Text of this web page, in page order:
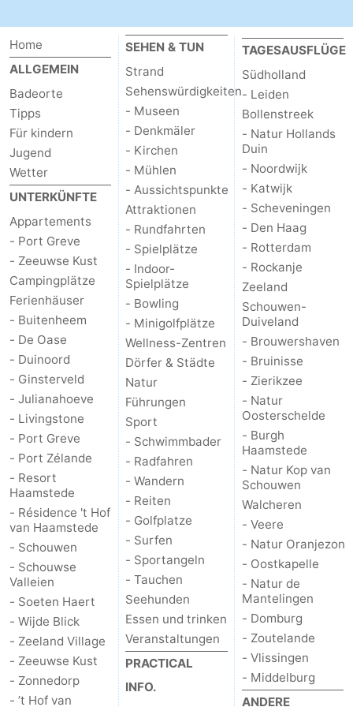
-
Natur
Hollands
Duin
-
Noordwijk
-
Katwijk
-
Scheveningen
-
Den
Haag
-
Rotterdam
-
Rockanje
Zeeland
Schouwen-
Duiveland
Brouwershaven
-
Bruinisse
-
Zierikzee
-
Natur
Oosterschelde
-
Burgh
Haamstede
-
Natur
Kop
Schouwen
Walcheren
Veere
Natur
Oranjezon
Oostkapelle
-
Home
ALLGEMEIN
Badeorte
Tipps
Für kindern
Jugend
Wetter
UNTERKÜNFTE
Appartements
- Port Greve
- Zeeuwse Kust
Campingplätze
Ferienhäuser
- Buitenheem
- De Oase
- Duinoord
- Ginsterveld
- Julianahoeve
- Livingstone
- Port Greve
- Port Zélande
- Resort
Haamstede
- Résidence 't Hof
van Haamstede
- Schouwen
- Schouwse
Valleien
- Soeten Haert
- Wijde Blick
- Zeeland Village
- Zeeuwse Kust
- Zonnedorp
- ’t Hof van
SEHEN & TUN
Strand
Sehenswürdigkeiten
- Museen
- Denkmäler
- Kirchen
- Mühlen
- Aussichtspunkte
Attraktionen
- Rundfahrten
- Spielplätze
- Indoor-
Spielplätze
- Bowling
- Minigolfplätze
Wellness-Zentren
Dörfer & Städte
Natur
Führungen
Sport
- Schwimmbader
- Radfahren
- Wandern
- Reiten
- Golfplatze
- Surfen
- Sportangeln
- Tauchen
Seehunden
Essen und trinken
Veranstaltungen
PRACTICAL
INFO.
TAGESAUSFLÜGE
Südholland
- Leiden
Bollenstreek
- Natur Hollands
Duin
- Noordwijk
- Katwijk
- Scheveningen
- Den Haag
- Rotterdam
- Rockanje
Zeeland
Schouwen-
Duiveland
- Brouwershaven
- Bruinisse
- Zierikzee
- Natur
Oosterschelde
- Burgh
Haamstede
- Natur Kop van
Schouwen
Walcheren
- Veere
- Natur Oranjezon
- Oostkapelle
- Natur de
Mantelingen
- Domburg
- Zoutelande
- Vlissingen
- Middelburg
ANDERE